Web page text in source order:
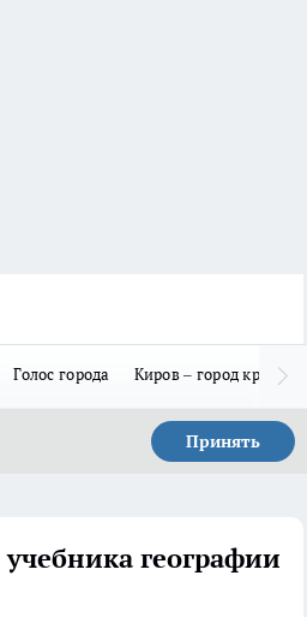
Голос города Киров – город
Принять
географии